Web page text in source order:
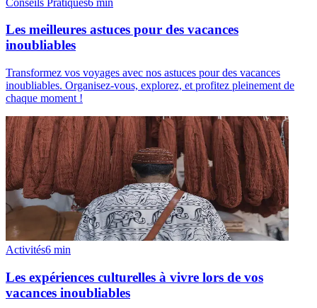
Les meilleures astuces pour des vacances
inoubliables
Transformez vos voyages avec nos astuces pour des vacances
inoubliables. Organisez-vous, explorez, et profitez pleinement de
chaque moment !
Activités6 min
Les expériences culturelles à vivre lors de vos
vacances inoubliables